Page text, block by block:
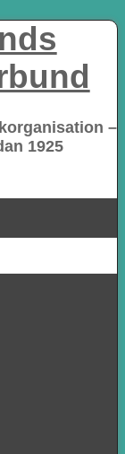
–
1925